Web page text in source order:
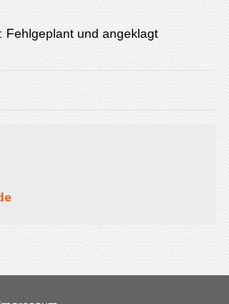
Fehlgeplant und angeklagt